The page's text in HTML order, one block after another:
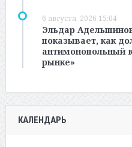
6 августа, 2026 15:04
Эльдар
показывает, как
антимонопольный
рынке»
КАЛЕНДАРЬ